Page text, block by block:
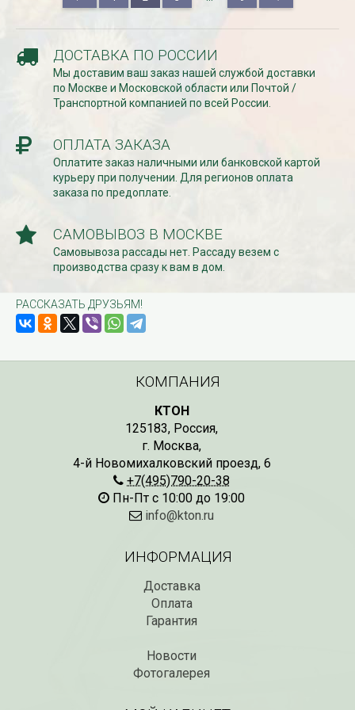
ДОСТАВКА ПО РОССИИ
Мы доставим ваш заказ нашей службой доставки
по Москве и Московской области или Почтой /
Транспортной компанией по всей России.
ОПЛАТА ЗАКАЗА
Оплатите заказ наличными или банковской картой
курьеру при получении. Для регионов оплата
заказа по предоплате.
САМОВЫВОЗ В МОСКВЕ
Самовывоза рассады нет. Рассаду везем с
производства сразу к вам в дом.
РАССКАЗАТЬ ДРУЗЬЯМ!
КОМПАНИЯ
КТОН
125183, Россия,
г. Москва,
4-й Новомихалковский проезд, 6
+7(495)790-20-38
Пн-Пт с 10:00 до 19:00
info@kton.ru
ИНФОРМАЦИЯ
Доставка
Оплата
Гарантия
Новости
Фотогалерея